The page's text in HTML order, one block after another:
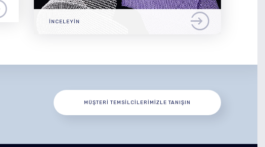
İNCELEYIN
MÜŞTERI TEMSILCILERIMIZLE TANIŞIN